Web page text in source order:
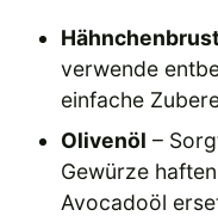
verwende
einfache
Olivenöl –
Gewürze
Avocadoöl